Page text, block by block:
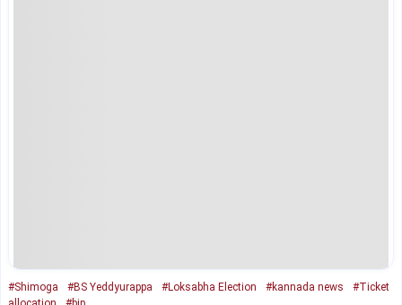
#Shimoga #BS Yeddyurappa #Loksabha Election #kannada news
#Ticket